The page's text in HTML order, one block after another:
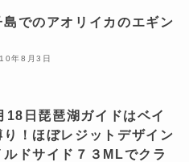
島でのアオリイカのエギン
年8月3日
18日琵琶湖ガイドはベイ
り！ほぼレジットデザイン
ルドサイド７３MLでクラ